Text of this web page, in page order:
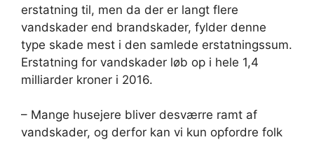
erstatning til, men da der er langt flere
vandskader end brandskader, fylder denne
type skade mest i den samlede erstatningssum.
Erstatning for vandskader løb op i hele 1,4
milliarder kroner i 2016.
– Mange husejere bliver desværre ramt af
vandskader, og derfor kan vi kun opfordre folk